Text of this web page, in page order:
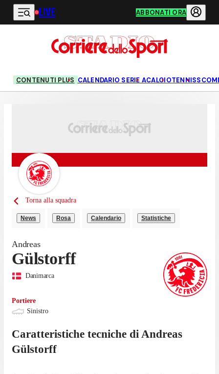
Vai al contenuto principale
LIVE ABBONATI ORA
CONTENUTI PLUS CALENDARIO SERIE ACALCIOTENNIS
Torna alla squadra
News Rosa Calendario Statistiche
Andreas
Gülstorff
Danimarca
Portiere
Sinistro
Caratteristiche tecniche di Andreas
Gülstorff